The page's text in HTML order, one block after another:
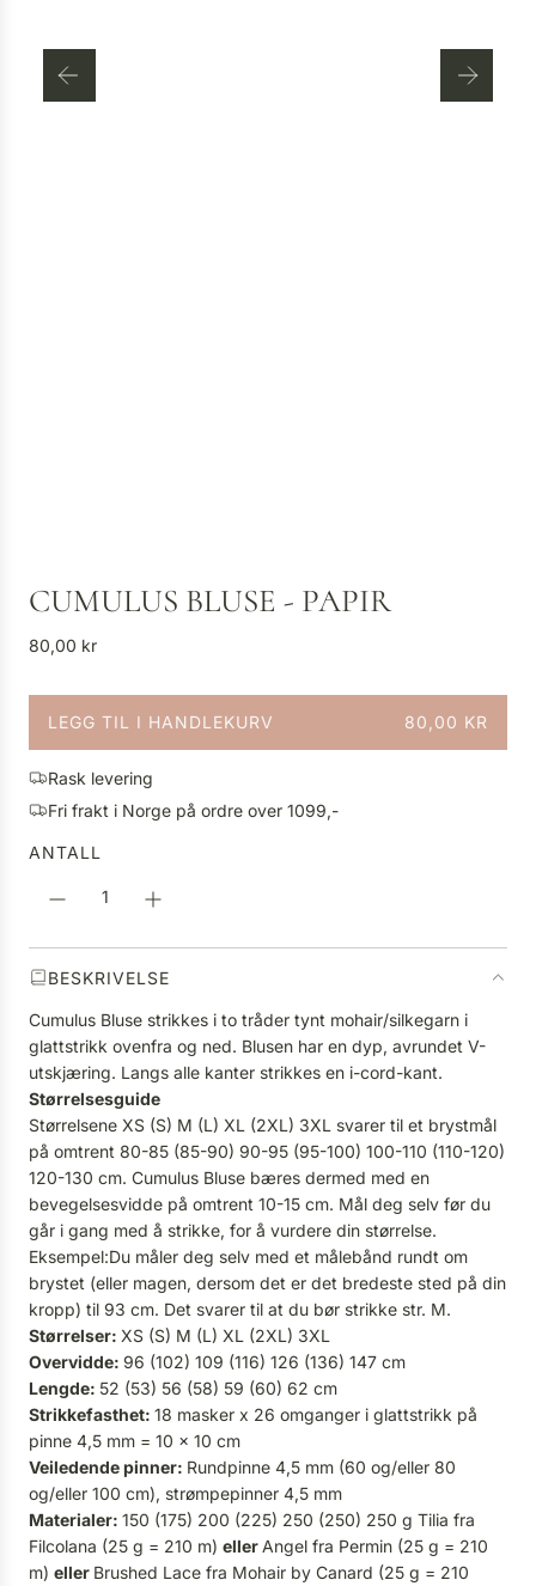
CUMULUS BLUSE - PAPIR
V
n
i
g
p
i
80,00 kr
LEGG TIL I HANDLEKURV 80,00 KR
L
S
T
R
.
Rask levering
Fri frakt i Norge på ordre over 1099,-
ANTALL
BESKRIVELSE
Cumulus Bluse strikkes i to tråder tynt mohair/silkegarn i
glattstrikk ovenfra og ned. Blusen har en dyp, avrundet V-
utskjæring. Langs alle kanter strikkes en i-cord-kant.
Størrelsesguide
Størrelsene XS (S) M (L) XL (2XL) 3XL svarer til et brystmål
på omtrent 80-85 (85-90) 90-95 (95-100) 100-110 (110-120)
120-130 cm. Cumulus Bluse bæres dermed med en
bevegelsesvidde på omtrent 10-15 cm. Mål deg selv før du
går i gang med å strikke, for å vurdere din størrelse.
Eksempel:Du måler deg selv med et målebånd rundt om
brystet (eller magen, dersom det er det bredeste sted på din
kropp) til 93 cm. Det svarer til at du bør strikke str. M.
Størrelser: XS (S) M (L) XL (2XL) 3XL
Overvidde: 96 (102) 109 (116) 126 (136) 147 cm
Lengde: 52 (53) 56 (58) 59 (60) 62 cm
Strikkefasthet: 18 masker x 26 omganger i glattstrikk på
pinne 4,5 mm = 10 x 10 cm
Veiledende pinner: Rundpinne 4,5 mm (60 og/eller 80
og/eller 100 cm), strømpepinner 4,5 mm
Materialer: 150 (175) 200 (225) 250 (250) 250 g Tilia fra
Filcolana (25 g = 210 m) eller Angel fra Permin (25 g = 210
m) eller Brushed Lace fra Mohair by Canard (25 g = 210